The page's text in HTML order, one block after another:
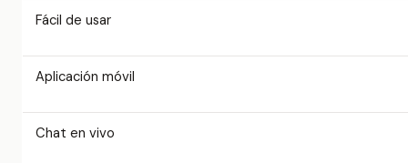
Fácil de usar
Aplicación móvil
Chat en vivo